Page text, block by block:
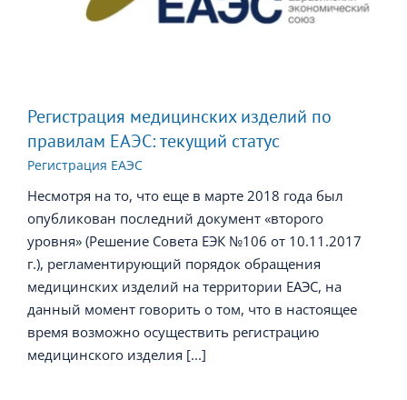
Регистрация медицинских изделий по
правилам ЕАЭС: текущий статус
Регистрация ЕАЭС
Несмотря на то, что еще в марте 2018 года был
опубликован последний документ «второго
уровня» (Решение Совета ЕЭК №106 от 10.11.2017
г.), регламентирующий порядок обращения
медицинских изделий на территории ЕАЭС, на
данный момент говорить о том, что в настоящее
время возможно осуществить регистрацию
медицинского изделия [...]